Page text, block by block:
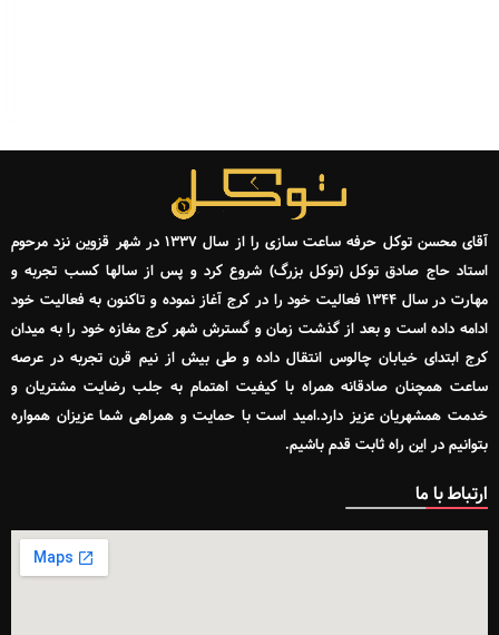
آقای محسن توکل حرفه ساعت سازی را از سال ۱۳۳۷ در شهر قزوین نزد مرحوم
استاد حاج صادق توکل (توکل بزرگ) شروع کرد و پس از سالها کسب تجربه و
مهارت در سال ۱۳۴۴ فعالیت خود را در کرج آغاز نموده و تاکنون به فعالیت خود
ادامه داده است و بعد از گذشت زمان و گسترش شهر کرج مغازه خود را به میدان
کرج ابتدای خیابان چالوس انتقال داده و طی بیش از نیم قرن تجربه در عرصه
ساعت همچنان صادقانه همراه با کیفیت اهتمام به جلب رضایت مشتریان و
خدمت همشهریان عزیز دارد.امید است با حمایت و همراهی شما عزیزان همواره
بتوانیم در این راه ثابت قدم باشیم.
ارتباط با ما